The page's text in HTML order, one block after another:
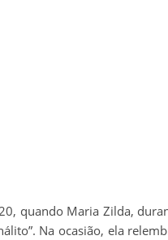
quando Maria Zilda,
Na ocasião, ela